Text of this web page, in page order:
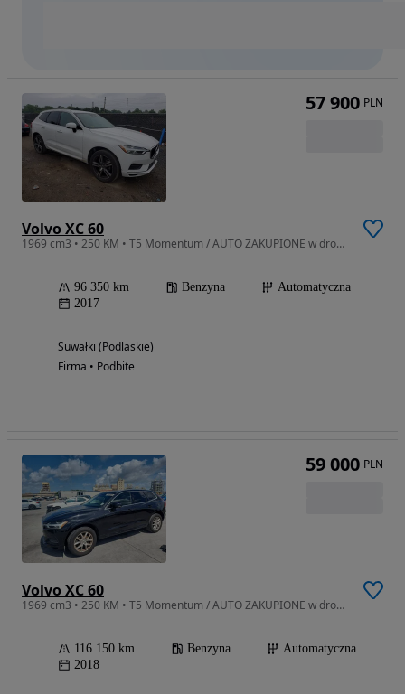
Volvo XC 60
1969 cm3 • 250 KM • T5 Momentum / AUTO ZAKUPIONE w drodze
96 350 km Benzyna
Automatyczna
2017
Suwałki (Podlaskie)
Firma • Podbite
57 900 PLN
Volvo XC 60
1969 cm3 • 250 KM • T5 Momentum / AUTO ZAKUPIONE w drodze
116 150 km Benzyna
Automatyczna
2018
59 000 PLN